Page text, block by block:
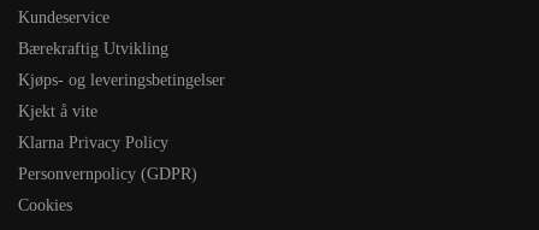
Kundeservice
Bærekraftig Utvikling
Kjøps- og leveringsbetingelser
Kjekt å vite
Klarna Privacy Policy
Personvernpolicy (GDPR)
Cookies